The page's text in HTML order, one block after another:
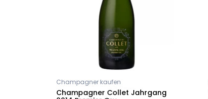
Champagner kaufen
Champagner Collet Jahrgang